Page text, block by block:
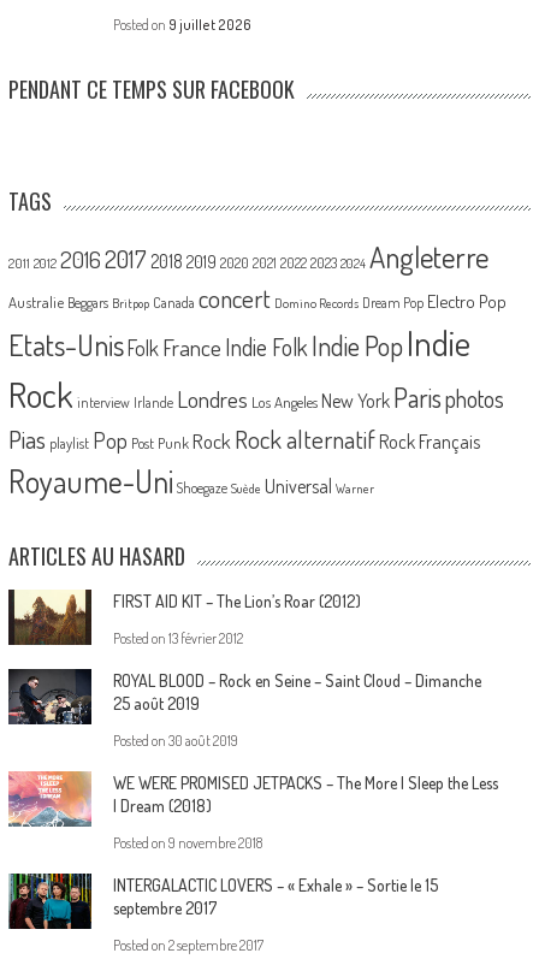
Posted on 9 juillet 2026
PENDANT CE TEMPS SUR FACEBOOK
TAGS
2011 2012 20162017 2018 2019 2020 2021 2022 2023 2024 Angleterre
Australie Beggars Britpop Canada concert Domino Records Dream Pop Electro Pop
Etats-UnisFolk France Indie FolkIndie PopIndie
Rock interview Irlande Londres Los Angeles New York Parisphotos
Pias playlist Pop Post Punk Rock Rock alternatif Rock Français
Royaume-Uni Shoegaze Suède Universal Warner
ARTICLES AU HASARD
FIRST AID KIT – The Lion’s Roar (2012)
Posted on 13 février 2012
ROYAL BLOOD – Rock en Seine – Saint Cloud – Dimanche
25 août 2019
Posted on 30 août 2019
WE WERE PROMISED JETPACKS – The More I Sleep the Less
I Dream (2018)
Posted on 9 novembre 2018
INTERGALACTIC LOVERS – « Exhale » – Sortie le 15
septembre 2017
Posted on 2 septembre 2017